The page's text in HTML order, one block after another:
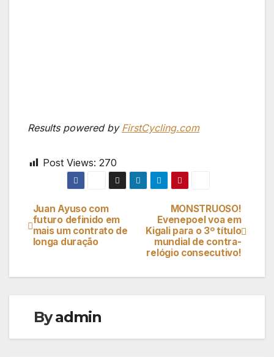
Results powered by FirstCycling.com
Post Views: 270
Navegação
de
MONSTRUOSO!
Evenepoel voa em
Kigali para o 3º título
mundial de contra-
relógio consecutivo!
Juan Ayuso com
futuro definido em
mais um contrato de
longa duração
Byadmin